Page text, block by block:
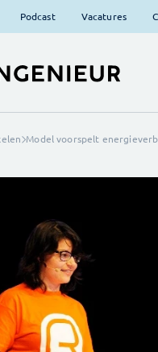
Podcast Vacatures
Model voorspelt